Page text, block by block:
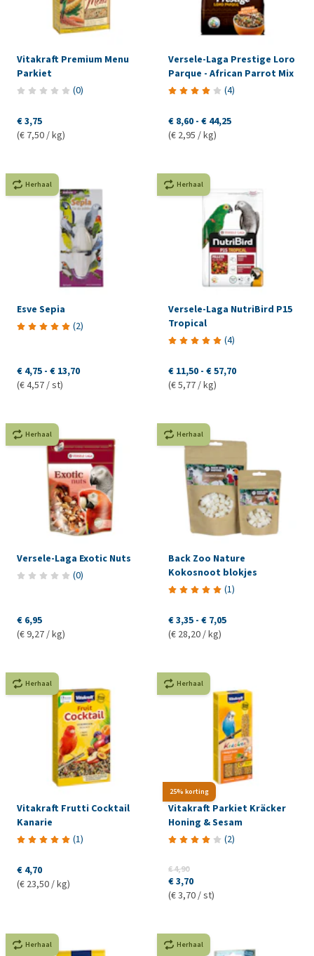
Vitakraft Premium Menu
Parkiet
(0)
€ 3,75
(€ 7,50 / kg)
Versele-Laga Prestige Loro
Parque - African Parrot Mix
(4)
€ 8,60 - € 44,25
(€ 2,95 / kg)
Herhaal
Esve Sepia
(2)
€ 4,75 - € 13,70
(€ 4,57 / st)
Herhaal
Versele-Laga NutriBird P15
Tropical
(4)
€ 11,50 - € 57,70
(€ 5,77 / kg)
Herhaal
Versele-Laga Exotic Nuts
(0)
€ 6,95
(€ 9,27 / kg)
Herhaal
Back Zoo Nature
Kokosnoot blokjes
(1)
€ 3,35 - € 7,05
(€ 28,20 / kg)
Herhaal
Vitakraft Frutti Cocktail
Kanarie
(1)
€ 4,70
(€ 23,50 / kg)
25% korting
Herhaal
Vitakraft Parkiet Kräcker
Honing & Sesam
(2)
€ 4,90
€ 3,70
(€ 3,70 / st)
Herhaal Herhaal